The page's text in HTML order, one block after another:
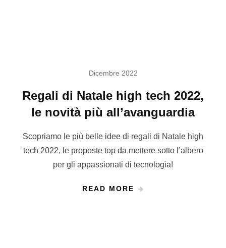
Dicembre 2022
Regali di Natale high tech 2022,
le novità più all’avanguardia
Scopriamo le più belle idee di regali di Natale high
tech 2022, le proposte top da mettere sotto l’albero
per gli appassionati di tecnologia!
READ MORE